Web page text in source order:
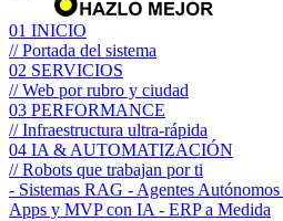
01 INICIO
// Portada del sistema
02 SERVICIOS
// Web por rubro y ciudad
03 PERFORMANCE
// Infraestructura ultra-rápida
04 IA & AUTOMATIZACIÓN
// Robots que trabajan por ti
- Sistemas RAG - Agentes Autónomos
Apps y MVP con IA - ERP a Medida